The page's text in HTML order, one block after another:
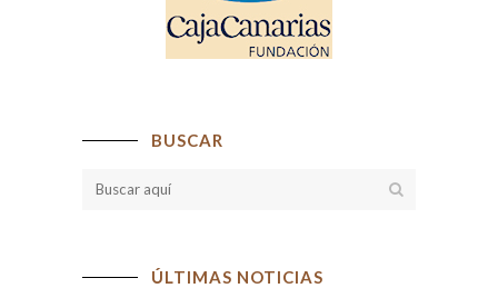
BUSCAR
ÚLTIMAS NOTICIAS